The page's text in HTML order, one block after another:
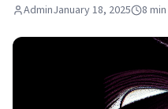
AdminJanuary 18, 2025 8 min